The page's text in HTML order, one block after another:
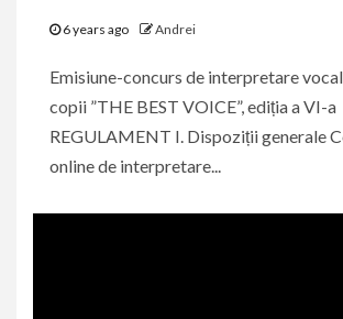
6 years ago Andrei
Emisiune-concurs de interpretare
copii ”THE BEST VOICE”, ediția a VI-a
REGULAMENT I. Dispoziții generale
online de interpretare...